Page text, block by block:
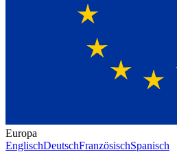
Europa
EnglischDeutschFranzösischSpanisch